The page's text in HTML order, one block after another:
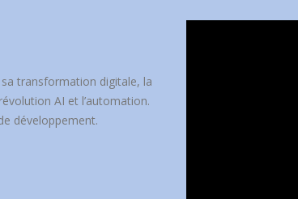
transformation digitale, la
AI et l’automation.
développement.